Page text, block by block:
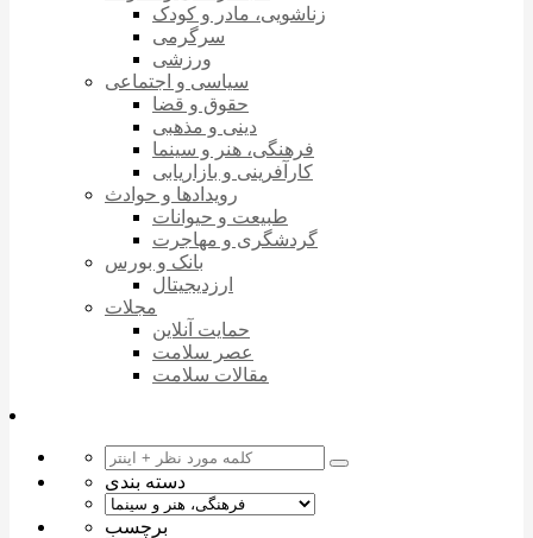
زناشویی، مادر و کودک
سرگرمی
ورزشی
سیاسی و اجتماعی
حقوق و قضا
دینی و مذهبی
فرهنگی، هنر و سینما
کارآفرینی و بازاریابی
رویدادها و حوادث
طبیعت و حیوانات
گردشگری و مهاجرت
بانک و بورس
ارزدیجیتال
مجلات
حمایت آنلاین
عصر سلامت
مقالات سلامت
دسته بندی
برچسب